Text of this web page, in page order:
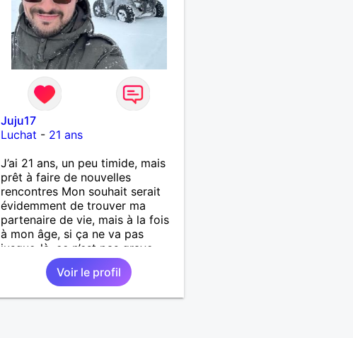
Juju17
Luchat - 21 ans
J’ai 21 ans, un peu timide, mais
prêt à faire de nouvelles
rencontres Mon souhait serait
évidemment de trouver ma
partenaire de vie, mais à la fois
à mon âge, si ça ne va pas
jusque-là, ce n’est pas grave…
Voir le profil